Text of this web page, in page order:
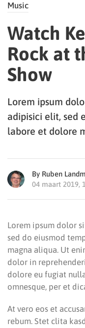
Music
Watch
Rock at
Show
Lorem ipsum
adipisici elit, sed
labore et dolore
By Ruben
04 maart 2019,
Lorem ipsum dolor
sed do eiusmod
magna aliqua. Ut
dolor in
dolore eu fugiat
omnesque, per et
At vero eos et
rebum. Stet clita